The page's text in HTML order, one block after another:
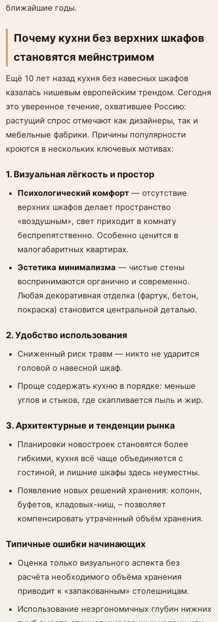
ближайшие годы.
Почему кухни без верхних шкафов
становятся мейнстримом
Ещё 10 лет назад кухня без навесных шкафов
казалась нишевым европейским трендом. Сегодня
это уверенное течение, охватившее Россию:
растущий спрос отмечают как дизайнеры, так и
мебельные фабрики. Причины популярности
кроются в нескольких ключевых мотивах:
1. Визуальная лёгкость и простор
Психологический комфорт — отсутствие
верхних шкафов делает пространство
«воздушным», свет приходит в комнату
беспрепятственно. Особенно ценится в
малогабаритных квартирах.
Эстетика минимализма — чистые стены
воспринимаются органично и современно.
Любая декоративная отделка (фартук, бетон,
покраска) становится центральной деталью.
2. Удобство использования
Сниженный риск травм — никто не ударится
головой о навесной шкаф.
Проще содержать кухню в порядке: меньше
углов и стыков, где скапливается пыль и жир.
3. Архитектурные и тенденции рынка
Планировки новостроек становятся более
гибкими, кухня всё чаще объединяется с
гостиной, и лишние шкафы здесь неуместны.
Появление новых решений хранения: колонн,
буфетов, кладовых-ниш, – позволяет
компенсировать утраченный объём хранения.
Типичные ошибки начинающих
Оценка только визуального аспекта без
расчёта необходимого объёма хранения
приводит к «запакованным» столешницам.
Использование неэргономичных глубин нижних